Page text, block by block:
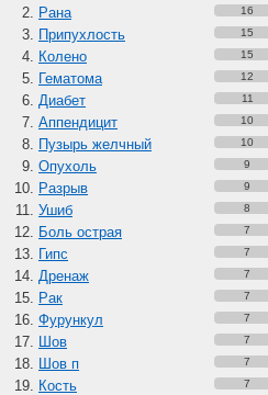
Рана 16
Припухлость 15
Колено 15
Гематома 12
Диабет 11
Аппендицит 10
Пузырь желчный 10
Опухоль 9
Разрыв 9
Ушиб 8
Боль острая 7
Гипс 7
Дренаж 7
Рак 7
Фурункул 7
Шов 7
Шов п 7
Кость 7